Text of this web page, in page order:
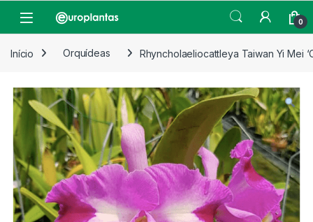
Open 0
Início Orquídeas Rhyncholaeliocattleya Taiwan Yi Mei